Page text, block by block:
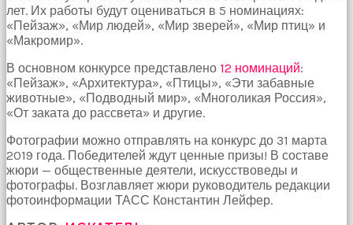
sikiş
Bu
kadın
bir
süreliğine
ortadan
kaybolduğunda
evde
oda
oda
gezerek
onu
aramaya
başladım
лет. Их работы будут оцениваться в 5 номинациях:
«Пейзаж», «Мир людей», «Мир зверей», «Мир птиц» и
«Макромир».
В основном конкурсе представлено 12 номинаций:
«Пейзаж», «Архитектура», «Птицы», «Эти забавные
животные», «Подводный мир», «Многоликая Россия»,
«От заката до рассвета» и другие.
Фотографии можно отправлять на конкурс до 31 марта
2019 года. Победителей ждут ценные призы! В составе
жюри — общественные деятели, искусствоведы и
фотографы. Возглавляет жюри руководитель редакции
фотоинформации ТАСС Константин Лейфер.